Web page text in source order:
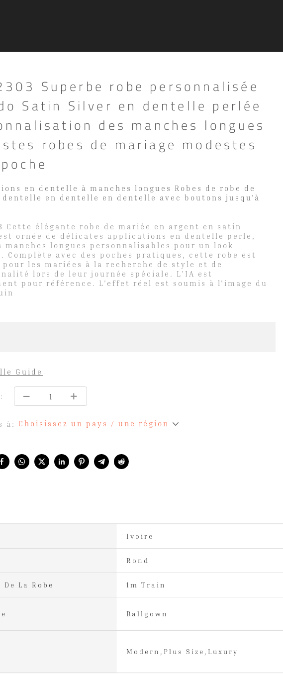
Superbe robe personnalisée
Satin Silver en dentelle perlée
des manches longues
robes de mariage modestes
en dentelle à manches longues Robes de robe de
dentelle en dentelle en dentelle avec boutons jusqu'à
Cette élégante robe de mariée en argent en satin
ornée de délicates applications en dentelle perle,
manches longues personnalisables pour un look
Complète avec des poches pratiques, cette robe est
les mariées à la recherche de style et de
lors de leur journée spéciale. L'IA est
pour référence. L'effet réel est soumis à l'image du
à: Choisissez un pays / une région
Guide
Ivoire
Rond
La Robe 1m Train
Ballgown
Modern,Plus Size,Luxury